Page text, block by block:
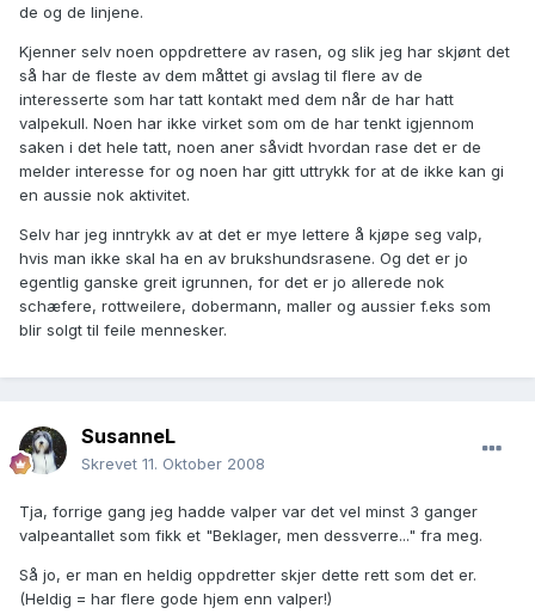
de og de linjene.
Kjenner selv noen oppdrettere av rasen, og slik jeg har skjønt det
så har de fleste av dem måttet gi avslag til flere av de
interesserte som har tatt kontakt med dem når de har hatt
valpekull. Noen har ikke virket som om de har tenkt igjennom
saken i det hele tatt, noen aner såvidt hvordan rase det er de
melder interesse for og noen har gitt uttrykk for at de ikke kan gi
en aussie nok aktivitet.
Selv har jeg inntrykk av at det er mye lettere å kjøpe seg valp,
hvis man ikke skal ha en av brukshundsrasene. Og det er jo
egentlig ganske greit igrunnen, for det er jo allerede nok
schæfere, rottweilere, dobermann, maller og aussier f.eks som
blir solgt til feile mennesker.
SusanneL
Skrevet 11. Oktober 2008
Tja, forrige gang jeg hadde valper var det vel minst 3 ganger
valpeantallet som fikk et "Beklager, men dessverre..." fra meg.
Så jo, er man en heldig oppdretter skjer dette rett som det er.
(Heldig = har flere gode hjem enn valper!)